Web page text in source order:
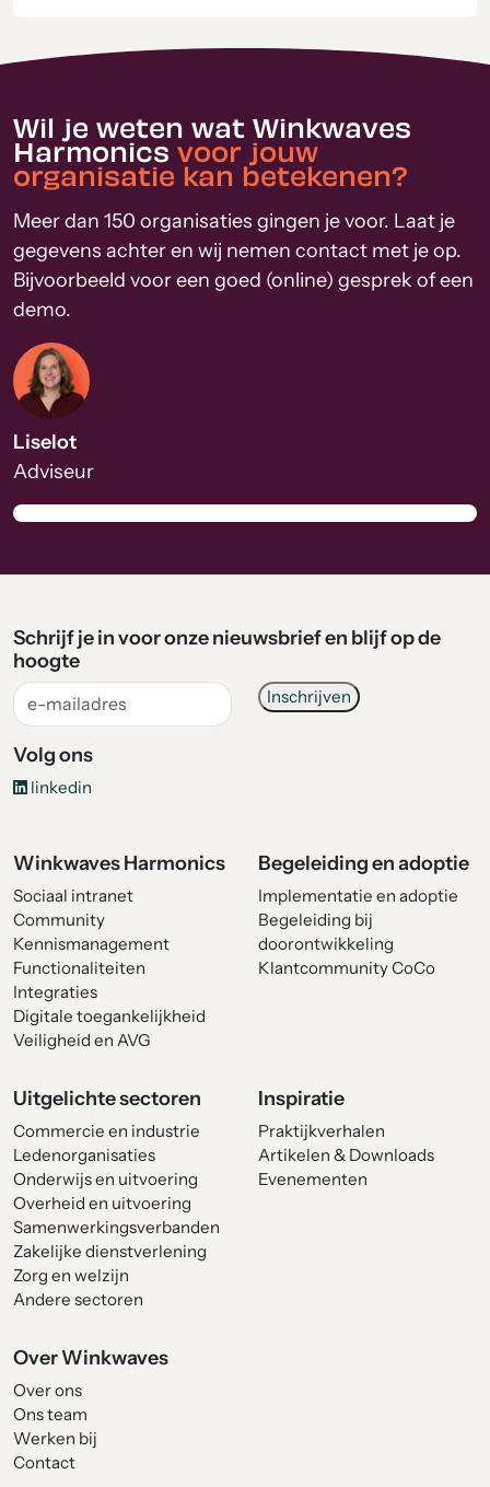
Wil je weten wat Winkwaves
Harmonics voor jouw
organisatie kan betekenen?
Meer dan 150 organisaties gingen je voor. Laat je
gegevens achter en wij nemen contact met je op.
Bijvoorbeeld voor een goed (online) gesprek of een
demo.
Liselot
Adviseur
Schrijf je in voor onze nieuwsbrief en blijf op de
hoogte
Volg ons
linkedin
Winkwaves Harmonics
Sociaal intranet
Community
Kennismanagement
Functionaliteiten
Integraties
Digitale toegankelijkheid
Veiligheid en AVG
Begeleiding en adoptie
Implementatie en adoptie
Begeleiding bij
doorontwikkeling
Klantcommunity CoCo
Uitgelichte sectoren
Commercie en industrie
Ledenorganisaties
Onderwijs en uitvoering
Overheid en uitvoering
Samenwerkingsverbanden
Zakelijke dienstverlening
Zorg en welzijn
Andere sectoren
Inspiratie
Praktijkverhalen
Artikelen & Downloads
Evenementen
Over Winkwaves
Over ons
Ons team
Werken bij
Contact